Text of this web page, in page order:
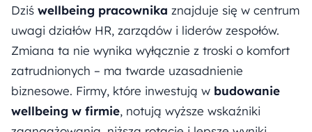
Dziś wellbeing pracownika znajduje się w centrum
uwagi działów HR, zarządów i liderów zespołów.
Zmiana ta nie wynika wyłącznie z troski o komfort
zatrudnionych – ma twarde uzasadnienie
biznesowe. Firmy, które inwestują w budowanie
wellbeing w firmie, notują wyższe wskaźniki